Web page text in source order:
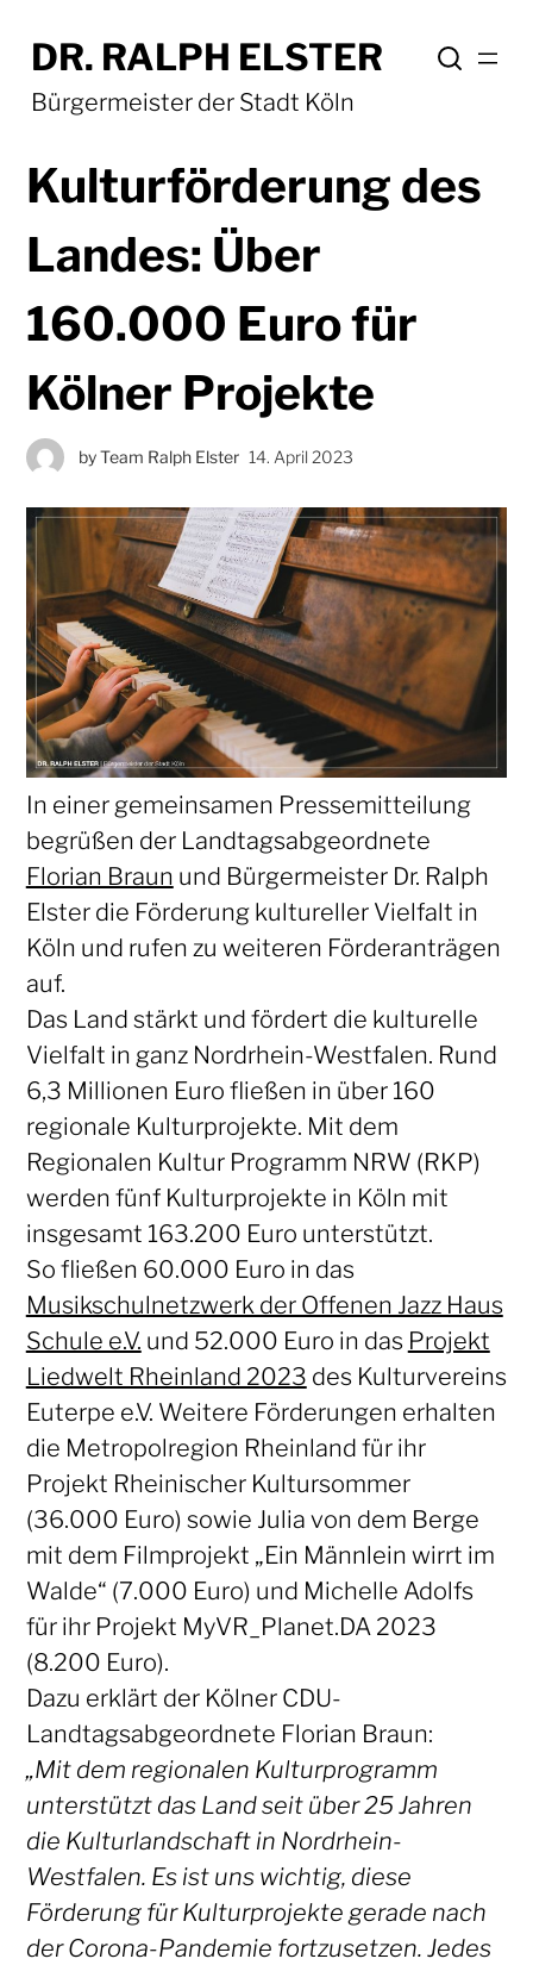
DR. RALPH ELSTER
Bürgermeister der Stadt Köln
Kulturförderung des
Landes: Über
160.000 Euro für
Kölner Projekte
byTeam Ralph Elster 14. April 2023
In einer gemeinsamen Pressemitteilung
begrüßen der Landtagsabgeordnete
Florian Braun und Bürgermeister Dr. Ralph
Elster die Förderung kultureller Vielfalt in
Köln und rufen zu weiteren Förderanträgen
auf.
Das Land stärkt und fördert die kulturelle
Vielfalt in ganz Nordrhein-Westfalen. Rund
6,3 Millionen Euro fließen in über 160
regionale Kulturprojekte. Mit dem
Regionalen Kultur Programm NRW (RKP)
werden fünf Kulturprojekte in Köln mit
insgesamt 163.200 Euro unterstützt.
So fließen 60.000 Euro in das
Musikschulnetzwerk der Offenen Jazz Haus
Schule e.V. und 52.000 Euro in das Projekt
Liedwelt Rheinland 2023 des Kulturvereins
Euterpe e.V. Weitere Förderungen erhalten
die Metropolregion Rheinland für ihr
Projekt Rheinischer Kultursommer
(36.000 Euro) sowie Julia von dem Berge
mit dem Filmprojekt „Ein Männlein wirrt im
Walde“ (7.000 Euro) und Michelle Adolfs
für ihr Projekt MyVR_Planet.DA 2023
(8.200 Euro).
Dazu erklärt der Kölner CDU-
Landtagsabgeordnete Florian Braun:
„Mit dem regionalen Kulturprogramm
unterstützt das Land seit über 25 Jahren
die Kulturlandschaft in Nordrhein-
Westfalen. Es ist uns wichtig, diese
Förderung für Kulturprojekte gerade nach
der Corona-Pandemie fortzusetzen. Jedes